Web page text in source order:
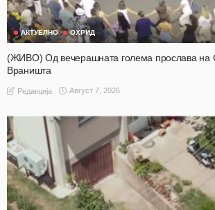
АКТУЕЛНО ОХРИД
(ЖИВО) Од вечерашната голема прослава на
Враништа
Редакција Август 7, 2026